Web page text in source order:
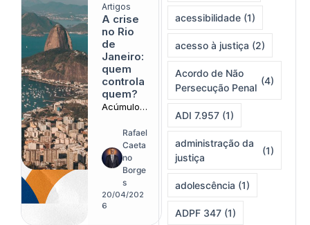
Artigos
A crise
no Rio
de
Janeiro:
quem
controla
quem?
Acúmulo
funções
no topo
do
Judiciário
tensiona
arranjo
institucion
Rafael
Caeta
no
Borge
s
20/04/202
6
acessibilidade (1)
acesso à justiça (2)
Acordo de Não
Persecução Penal
(4)
ADI 7.957 (1)
administração da
justiça
(1)
adolescência (1)
ADPF 347 (1)